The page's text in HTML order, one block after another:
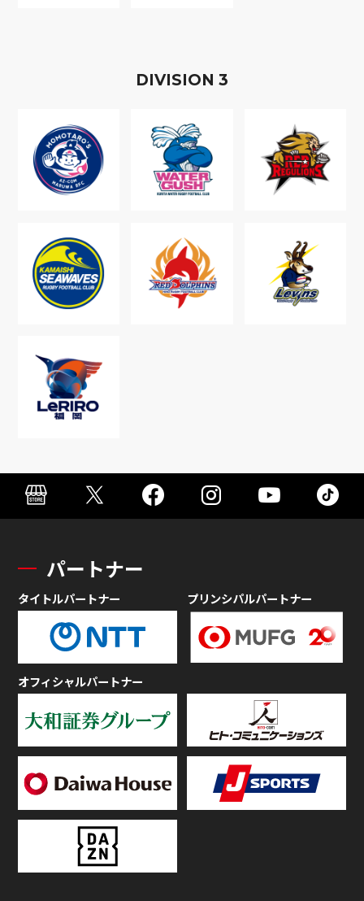
DIVISION 3
パートナー
タイトルパートナー プリンシパルパートナー
オフィシャルパートナー